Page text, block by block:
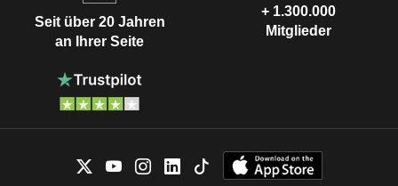
Seit über 20 Jahren
an Ihrer Seite
+ 1.300.000
Mitglieder